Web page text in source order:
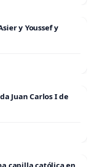
y Youssef y
Juan Carlos I de
capilla católica en